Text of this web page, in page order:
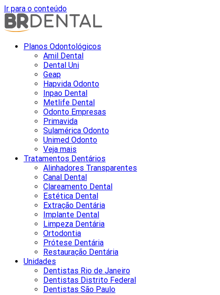
Ir para o conteúdo
Planos Odontológicos
Amil Dental
Dental Uni
Geap
Hapvida Odonto
Inpao Dental
Metlife Dental
Odonto Empresas
Primavida
Sulamérica Odonto
Unimed Odonto
Veja mais
Tratamentos Dentários
Alinhadores Transparentes
Canal Dental
Clareamento Dental
Estética Dental
Extração Dentária
Implante Dental
Limpeza Dentária
Ortodontia
Prótese Dentária
Restauração Dentária
Unidades
Dentistas Rio de Janeiro
Dentistas Distrito Federal
Dentistas São Paulo